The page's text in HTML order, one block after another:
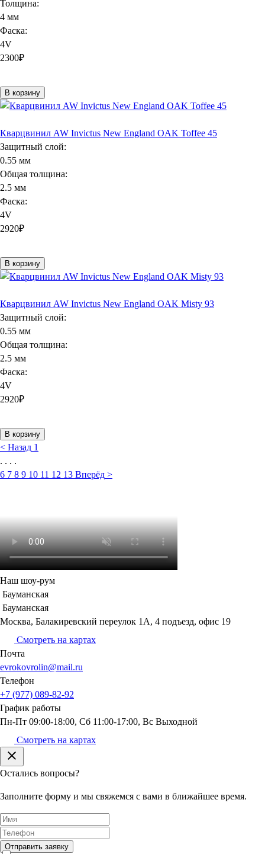
Толщина:
4 мм
Фаска:
4V
2300₽
В корзину
Кварцвинил AW Invictus New England OAK Toffee 45
Защитный слой:
0.55 мм
Общая толщина:
2.5 мм
Фаска:
4V
2920₽
В корзину
Кварцвинил AW Invictus New England OAK Misty 93
Защитный слой:
0.55 мм
Общая толщина:
2.5 мм
Фаска:
4V
2920₽
В корзину
< Назад 1
. . . .
6 7 8 9 10 11 12 13 Вперёд >
Наш шоу-рум
Бауманская
Бауманская
Москва, Балакиревский переулок 1А, 4 подъезд, офис 19
Смотреть на картах
Почта
evrokovrolin@mail.ru
Телефон
+7 (977) 089-82-92
График работы
Пн-Пт 09:00-18:00, Сб 11:00-17:00, Вс Выходной
Смотреть на картах
Остались вопросы?
Заполните форму и мы свяжемся с вами в ближайшее время.
Отправить заявку